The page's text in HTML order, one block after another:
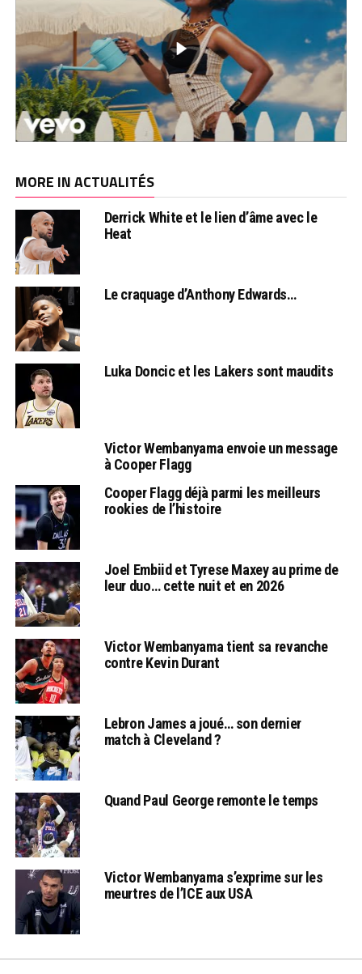
MORE IN ACTUALITÉS
Derrick White et le lien d’âme avec le
Heat
Le craquage d’Anthony Edwards…
Luka Doncic et les Lakers sont maudits
Victor Wembanyama envoie un message
à Cooper Flagg
Cooper Flagg déjà parmi les meilleurs
rookies de l’histoire
Joel Embiid et Tyrese Maxey au prime de
leur duo… cette nuit et en 2026
Victor Wembanyama tient sa revanche
contre Kevin Durant
Lebron James a joué… son dernier
match à Cleveland ?
Quand Paul George remonte le temps
Victor Wembanyama s’exprime sur les
meurtres de l’ICE aux USA